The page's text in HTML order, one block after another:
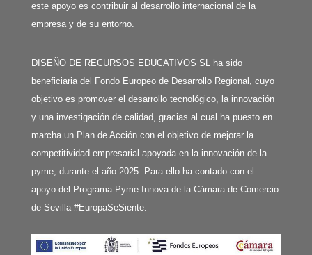
este apoyo es contribuir al desarrollo internacional de la
empresa y de su entorno.
DISEÑO DE RECURSOS EDUCATIVOS SL ha sido
beneficiaria del Fondo Europeo de Desarrollo Regional, cuyo
objetivo es promover el desarrollo tecnológico, la innovación
y una investigación de calidad, gracias al cual ha puesto en
marcha un Plan de Acción con el objetivo de mejorar la
competitividad empresarial apoyada en la innovación de la
pyme, durante el año 2025. Para ello ha contado con el
apoyo del Programa Pyme Innova de la Cámara de Comercio
de Sevilla #EuropaSeSiente.